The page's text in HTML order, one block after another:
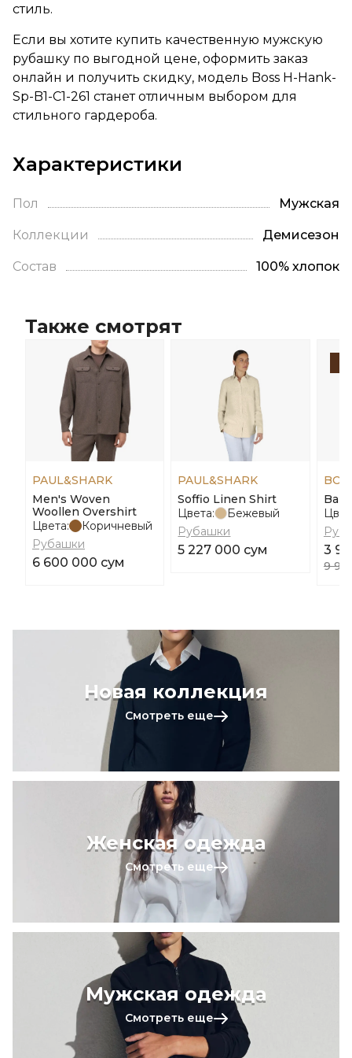
стиль.
Если вы хотите купить качественную мужскую
рубашку по выгодной цене, оформить заказ
онлайн и получить скидку, модель Boss H-Hank-
Sp-B1-C1-261 станет отличным выбором для
стильного гардероба.
Характеристики
Пол Мужская
Коллекции Демисезон
Состав 100% хлопок
Также смотрят
PAUL&SHARK
Men's Woven
Woollen Overshirt
Цвета:
Коричневый
Рубашки
6 600 000 сум
PAUL&SHARK
Soffio Linen Shirt
Цвета:
Бежевый
Рубашки
5 227 000 сум 3
9
Новая коллекция
Смотреть еще
Женская одежда
Смотреть еще
Мужская одежда
Смотреть еще